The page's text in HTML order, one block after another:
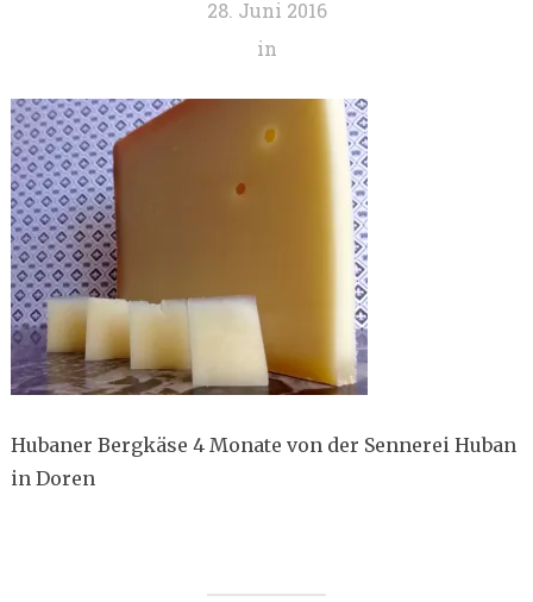
28. Juni 2016
in
Hubaner Bergkäse 4 Monate von der Sennerei Huban
in Doren